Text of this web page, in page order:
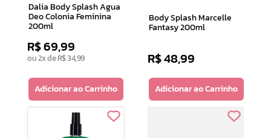
Dalia Body Splash Agua
Deo Colonia Feminina
200ml
R$69,99
ou2x deR$34,99
Adicionar ao Carrinho
Body Splash Marcelle
Fantasy 200ml
R$48,99
Adicionar ao Carrinho